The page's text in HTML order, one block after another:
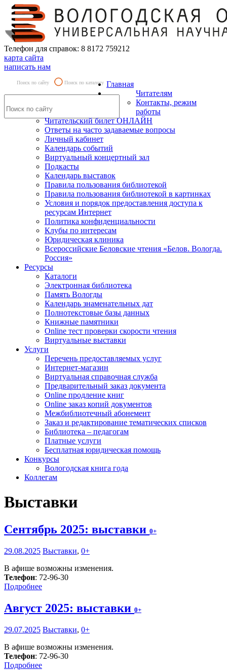
Телефон для справок: 8 8172 759212
карта сайта
написать нам
Поиск по сайту Поиск по каталогу Главная
Читателям
Контакты, режим
работы
Читательский билет ОНЛАЙН
Ответы на часто задаваемые вопросы
Личный кабинет
Календарь событий
Виртуальный концертный зал
Подкасты
Календарь выставок
Правила пользования библиотекой
Правила пользования библиотекой в картинках
Условия и порядок предоставления доступа к
ресурсам Интернет
Политика конфиденциальности
Клубы по интересам
Юридическая клиника
Всероссийские Беловские чтения «Белов. Вологда.
Россия»
Ресурсы
Каталоги
Электронная библиотека
Память Вологды
Календарь знаменательных дат
Полнотекстовые базы данных
Книжные памятники
Online тест проверки скорости чтения
Виртуальные выставки
Услуги
Перечень предоставляемых услуг
Интернет-магазин
Виртуальная справочная служба
Предварительный заказ документа
Online продление книг
Online заказ копий документов
Межбиблиотечный абонемент
Заказ и редактирование тематических списков
Библиотека – педагогам
Платные услуги
Бесплатная юридическая помощь
Конкурсы
Вологодская книга года
Коллегам
Выставки
Сентябрь 2025: выставки 0+
29.08.2025 Выставки, 0+
В афише возможны изменения.
Телефон: 72-96-30
Подробнее
Август 2025: выставки 0+
29.07.2025 Выставки, 0+
В афише возможны изменения.
Телефон: 72-96-30
Подробнее